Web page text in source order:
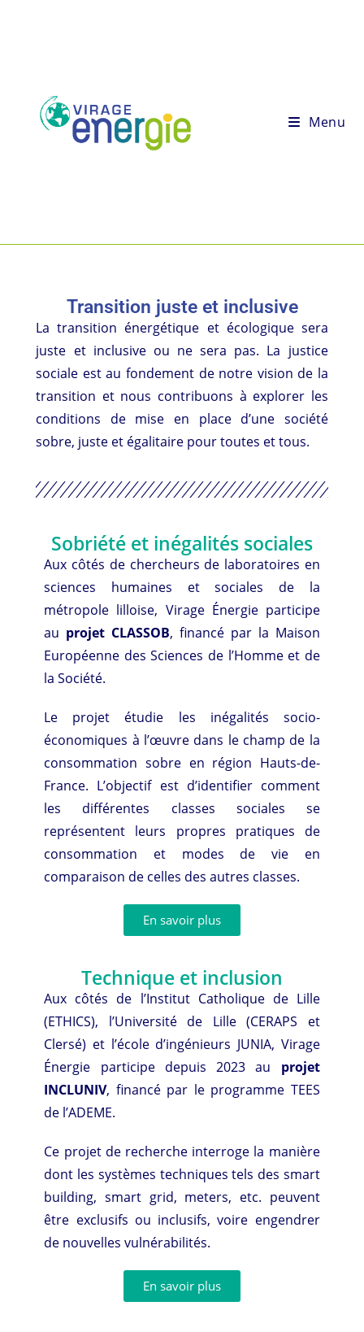
Menu
Transition juste et inclusive
La transition énergétique et écologique sera
juste et inclusive ou ne sera pas. La justice
sociale est au fondement de notre vision de la
transition et nous contribuons à explorer les
conditions de mise en place d’une société
sobre, juste et égalitaire pour toutes et tous.
Sobriété et inégalités sociales
Aux côtés de chercheurs de laboratoires en
sciences humaines et sociales de la
métropole lilloise, Virage Énergie participe
au projet CLASSOB, financé par la Maison
Européenne des Sciences de l’Homme et de
la Société.
Le projet étudie les inégalités socio-
économiques à l’œuvre dans le champ de la
consommation sobre en région Hauts-de-
France. L’objectif est d’identifier comment
les différentes classes sociales se
représentent leurs propres pratiques de
consommation et modes de vie en
comparaison de celles des autres classes.
En savoir plus
Technique et inclusion
Aux côtés de l’Institut Catholique de Lille
(ETHICS), l’Université de Lille (CERAPS et
Clersé) et l’école d’ingénieurs JUNIA, Virage
Énergie participe depuis 2023 au projet
INCLUNIV, financé par le programme TEES
de l’ADEME.
Ce projet de recherche interroge la manière
dont les systèmes techniques tels des smart
building, smart grid, meters, etc. peuvent
être exclusifs ou inclusifs, voire engendrer
de nouvelles vulnérabilités.
En savoir plus